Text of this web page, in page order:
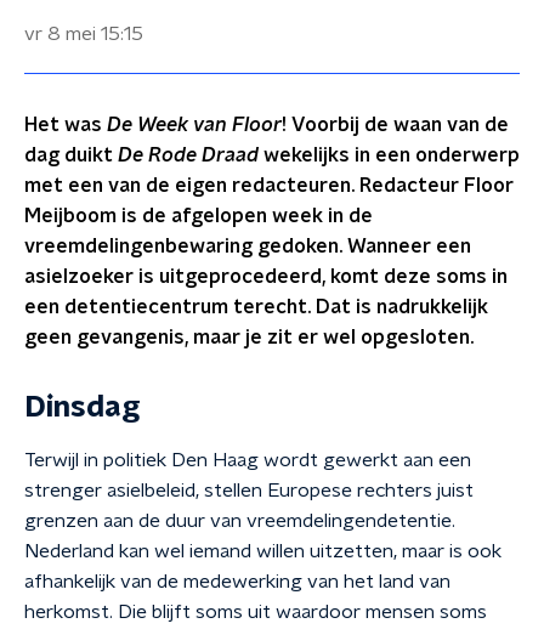
vr 8 mei 15:15
Het was De Week van Floor! Voorbij de waan van de
dag duikt De Rode Draad wekelijks in een onderwerp
met een van de eigen redacteuren. Redacteur Floor
Meijboom is de afgelopen week in de
vreemdelingenbewaring gedoken. Wanneer een
asielzoeker is uitgeprocedeerd, komt deze soms in
een detentiecentrum terecht. Dat is nadrukkelijk
geen gevangenis, maar je zit er wel opgesloten.
Dinsdag
Terwijl in politiek Den Haag wordt gewerkt aan een
strenger asielbeleid, stellen Europese rechters juist
grenzen aan de duur van vreemdelingendetentie.
Nederland kan wel iemand willen uitzetten, maar is ook
afhankelijk van de medewerking van het land van
herkomst. Die blijft soms uit waardoor mensen soms